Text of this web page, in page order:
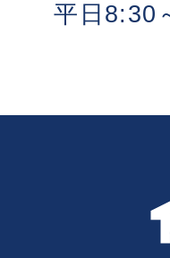
平日8:30